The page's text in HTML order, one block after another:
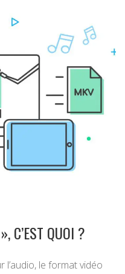
C’EST QUOI ?
l’audio, le format vidéo